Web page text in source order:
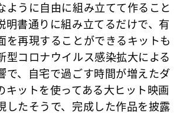
ように自由に組み立てて作ること
明書通りに組み立てるだけで、有
を再現することができるキットも
型コロナウイルス感染拡大による
で、自宅で過ごす時間が増えたダ
キットを使ってある大ヒット映画
したそうで、完成した作品を披露